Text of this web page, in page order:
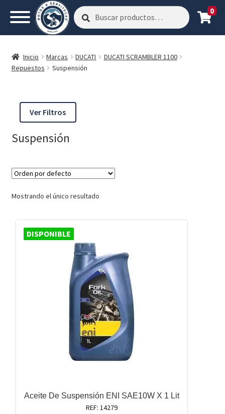
Buscar
por:
Buscar 0
Inicio Marcas DUCATI
DUCATI SCRAMBLER 1100
Repuestos
Suspensión
Ver Filtros
Suspensión
Mostrando el único resultado
DISPONIBLE
Aceite De Suspensión ENI SAE10W X 1 Lit
REF: 14279